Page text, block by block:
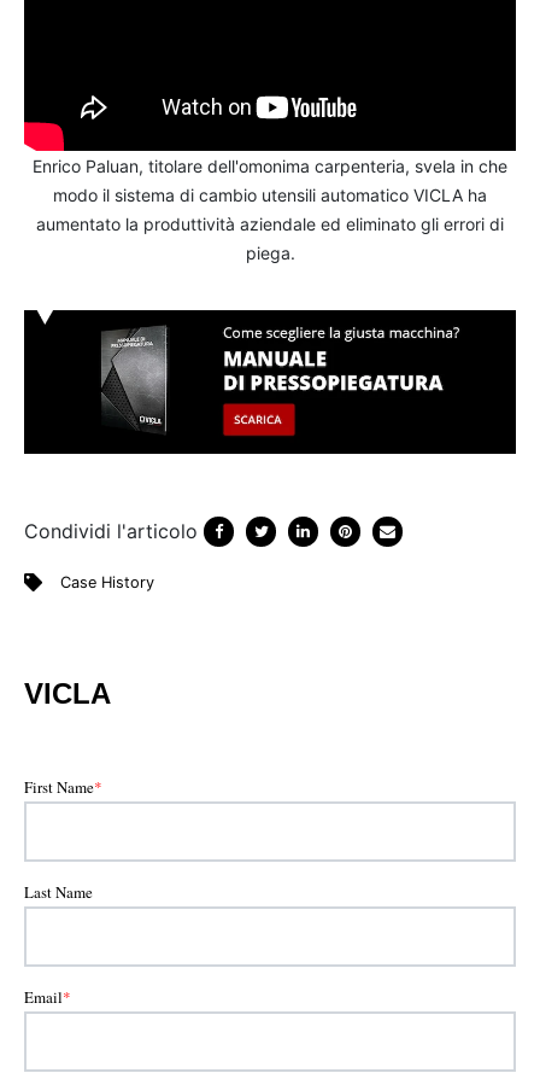
Enrico Paluan, titolare dell'omonima carpenteria, svela in che
modo il sistema di cambio utensili automatico VICLA ha
aumentato la produttività aziendale ed eliminato gli errori di
piega.
Condividi l'articolo
Case History
VICLA
First Name*
Last Name
Email*